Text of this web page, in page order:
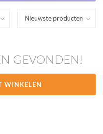
GEVONDEN!
WINKELEN